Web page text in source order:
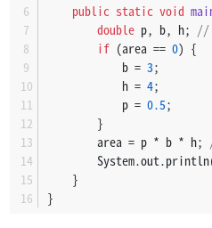
public static void
double p, b, h; //
if (area == 0) {
            b =
3;
            h =
4;
            p =
0.5;
        }
        area = p * b * h;
    }
}